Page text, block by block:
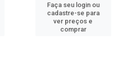
Faça seu login ou
cadastre-se para
ver preços e
comprar